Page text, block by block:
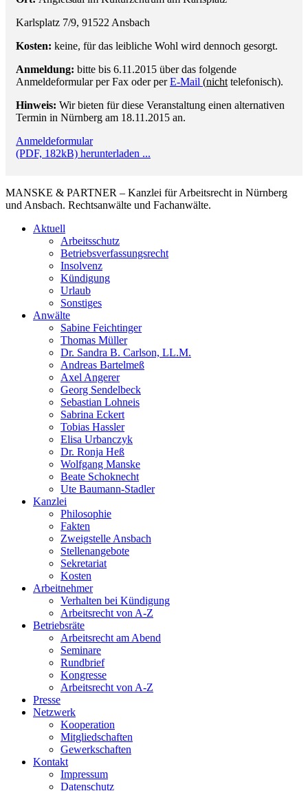
Karlsplatz 7/9, 91522 Ansbach
Kosten: keine, für das leibliche Wohl wird dennoch gesorgt.
Anmeldung: bitte bis 6.11.2015 über das folgende
Anmeldeformular per Fax oder perE-Mail (nicht telefonisch).
Hinweis: Wir bieten für diese Veranstaltung einen alternativen
Termin in Nürnberg am 18.11.2015 an.
Anmeldeformular
(PDF, 182kB) herunterladen ...
MANSKE & PARTNER – Kanzlei für Arbeitsrecht in Nürnberg
und Ansbach. Rechtsanwälte und Fachanwälte.
Aktuell
Arbeitsschutz
Betriebsverfassungsrecht
Insolvenz
Kündigung
Urlaub
Sonstiges
Anwälte
Sabine Feichtinger
Thomas Müller
Dr. Sandra B. Carlson, LL.M.
Andreas Bartelmeß
Axel Angerer
Georg Sendelbeck
Sebastian Lohneis
Sabrina Eckert
Tobias Hassler
Elisa Urbanczyk
Dr. Ronja Heß
Wolfgang Manske
Beate Schoknecht
Ute Baumann-Stadler
Kanzlei
Philosophie
Fakten
Zweigstelle Ansbach
Stellenangebote
Sekretariat
Kosten
Arbeitnehmer
Verhalten bei Kündigung
Arbeitsrecht von A-Z
Betriebsräte
Arbeitsrecht am Abend
Seminare
Rundbrief
Kongresse
Arbeitsrecht von A-Z
Presse
Netzwerk
Kooperation
Mitgliedschaften
Gewerkschaften
Kontakt
Impressum
Datenschutz